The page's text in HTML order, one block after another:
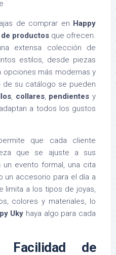
de comprar en Happy
productosque ofrecen.
extensa colección de
estilos, desde piezas
opciones más modernas y
de su catálogo se pueden
, collares, pendientesy
a todos los gustos
que cada cliente
que se ajuste a sus
evento formal, una cita
un accesorio para el día a
limita a los tipos de joyas,
colores y materiales, lo
Uky haya algo para cada
Facilidad de